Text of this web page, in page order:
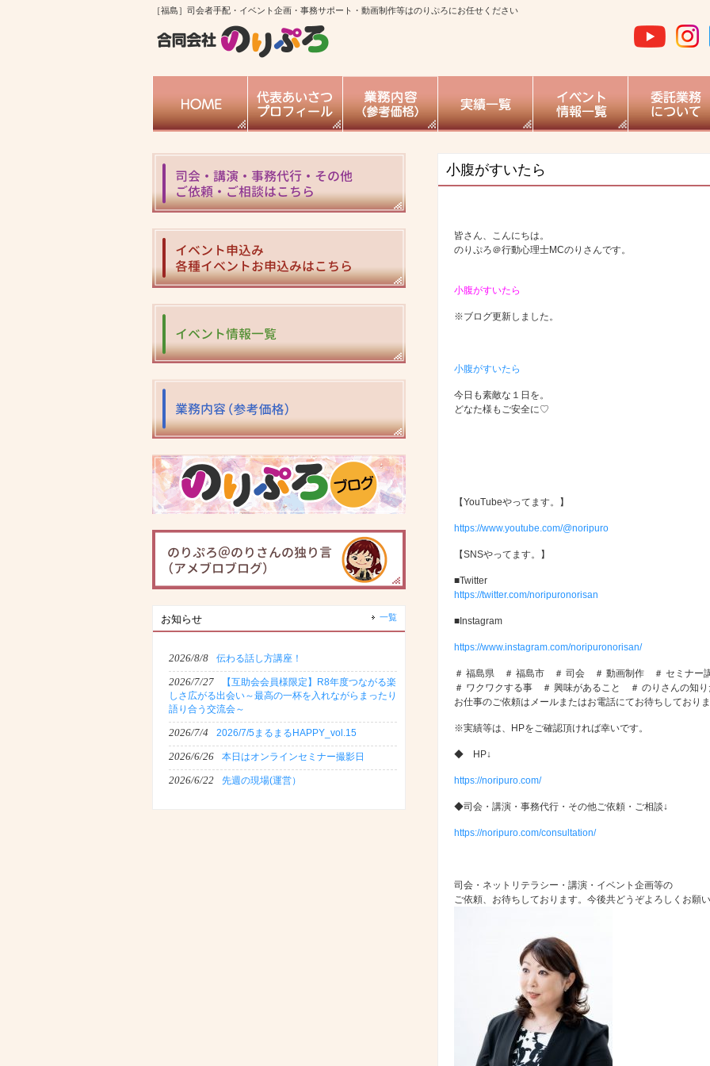
［福島］司会者手配・イベント企画・事務サポート・動画制作等はのりぷろにお任せください
小腹がすいたら
皆さん、こんにちは。
のりぷろ＠行動心理士MCのりさんです。
小腹がすいたら
※ブログ更新しました。
小腹がすいたら
今日も素敵な１日を。
どなた様もご安全に♡
【YouTubeやってます。】
https://www.youtube.com/@noripuro
【SNSやってます。】
■Twitter
https://twitter.com/noripuronorisan
■Instagram
https://www.instagram.com/noripuronorisan/
＃ 福島県 ＃ 福島市 ＃ 司会 ＃ 動画制作 ＃ セミナー
＃ ワクワクする事 ＃ 興味があること ＃ のりさんの知り
お仕事のご依頼はメールまたはお電話にてお待ちしておりま
※実績等は、HPをご確認頂ければ幸いです。
◆ HP↓
https://noripuro.com/
◆司会・講演・事務代行・その他ご依頼・ご相談↓
https://noripuro.com/consultation/
司会・ネットリテラシー・講演・イベント企画等の
ご依頼、お待ちしております。今後共どうぞよろしくお願い
お知らせ 一覧
2026/8/8 伝わる話し方講座！
2026/7/27
【互助会会員様限定】R8年度つながる楽
しさ広がる出会い～最高の一杯を入れながらまったり
語り合う交流会～
2026/7/4 2026/7/5まるまるHAPPY_vol.15
2026/6/26 本日はオンラインセミナー撮影日
2026/6/22 先週の現場(運営）